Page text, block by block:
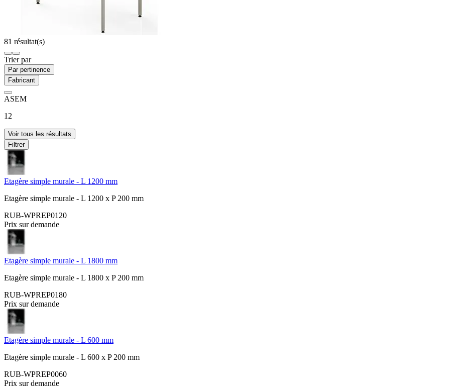
81 résultat(s)
Trier par
Par pertinence
Fabricant
ASEM
12
Voir tous les résultats
Filtrer
Etagère simple murale - L 1200 mm
Etagère simple murale - L 1200 x P 200 mm
RUB-WPREP0120
Prix sur demande
Etagère simple murale - L 1800 mm
Etagère simple murale - L 1800 x P 200 mm
RUB-WPREP0180
Prix sur demande
Etagère simple murale - L 600 mm
Etagère simple murale - L 600 x P 200 mm
RUB-WPREP0060
Prix sur demande